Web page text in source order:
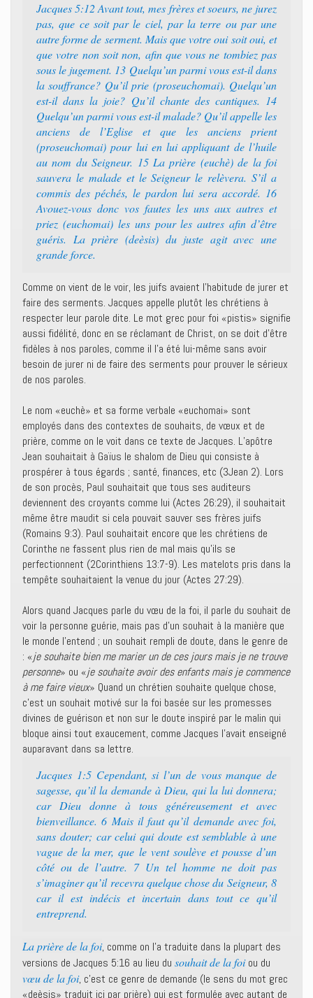
Jacques 5:12 Avant tout, mes frères et soeurs, ne jurez
pas, que ce soit par le ciel, par la terre ou par une
autre forme de serment. Mais que votre oui soit oui, et
que votre non soit non, afin que vous ne tombiez pas
sous le jugement. 13 Quelqu’un parmi vous est-il dans
la souffrance? Qu’il prie (proseuchomai). Quelqu’un
est-il dans la joie? Qu’il chante des cantiques. 14
Quelqu’un parmi vous est-il malade? Qu’il appelle les
anciens de l’Eglise et que les anciens prient
(proseuchomai) pour lui en lui appliquant de l’huile
au nom du Seigneur. 15 La prière (euchè) de la foi
sauvera le malade et le Seigneur le relèvera. S’il a
commis des péchés, le pardon lui sera accordé. 16
Avouez-vous donc vos fautes les uns aux autres et
priez (euchomai) les uns pour les autres afin d’être
guéris. La prière (deèsis) du juste agit avec une
grande force.
Comme on vient de le voir, les juifs avaient l’habitude de jurer et
faire des serments. Jacques appelle plutôt les chrétiens à
respecter leur parole dite. Le mot grec pour foi «pistis» signifie
aussi fidélité, donc en se réclamant de Christ, on se doit d’être
fidèles à nos paroles, comme il l’a été lui-même sans avoir
besoin de jurer ni de faire des serments pour prouver le sérieux
de nos paroles.
Le nom «euchè» et sa forme verbale «euchomai» sont
employés dans des contextes de souhaits, de vœux et de
prière, comme on le voit dans ce texte de Jacques. L’apôtre
Jean souhaitait à Gaïus le shalom de Dieu qui consiste à
prospérer à tous égards ; santé, finances, etc (3Jean 2). Lors
de son procès, Paul souhaitait que tous ses auditeurs
deviennent des croyants comme lui (Actes 26:29), il souhaitait
même être maudit si cela pouvait sauver ses frères juifs
(Romains 9:3). Paul souhaitait encore que les chrétiens de
Corinthe ne fassent plus rien de mal mais qu’ils se
perfectionnent (2Corinthiens 13:7-9). Les matelots pris dans la
tempête souhaitaient la venue du jour (Actes 27:29).
Alors quand Jacques parle du vœu de la foi, il parle du souhait de
voir la personne guérie, mais pas d’un souhait à la manière que
le monde l’entend ; un souhait rempli de doute, dans le genre de
: «je souhaite bien me marier un de ces jours mais je ne trouve
personne» ou «je souhaite avoir des enfants mais je commence
à me faire vieux» Quand un chrétien souhaite quelque chose,
c’est un souhait motivé sur la foi basée sur les promesses
divines de guérison et non sur le doute inspiré par le malin qui
bloque ainsi tout exaucement, comme Jacques l’avait enseigné
auparavant dans sa lettre.
Jacques 1:5 Cependant, si l’un de vous manque de
sagesse, qu’il la demande à Dieu, qui la lui donnera;
car Dieu donne à tous généreusement et avec
bienveillance. 6 Mais il faut qu’il demande avec foi,
sans douter; car celui qui doute est semblable à une
vague de la mer, que le vent soulève et pousse d’un
côté ou de l’autre. 7 Un tel homme ne doit pas
s’imaginer qu’il recevra quelque chose du Seigneur, 8
car il est indécis et incertain dans tout ce qu’il
entreprend.
La prière de la foi, comme on l’a traduite dans la plupart des
versions de Jacques 5:16 au lieu du souhait de la foiou du
vœu de la foi, c’est ce genre de demande (le sens du mot grec
«deèsis» traduit ici par prière) qui est formulée avec autant de